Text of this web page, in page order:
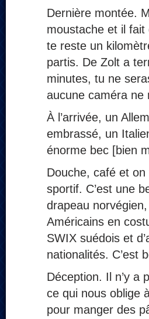
Dernière montée.
moustache et il
te reste un
partis. De Zolt a
minutes, tu ne
aucune caméra ne
À l’arrivée, un
embrassé, un
énorme bec [bien
Douche, café et
sportif. C’est une
drapeau
Américains en
SWIX suédois et
nationalités. C’est
Déception. Il n’y a
ce qui nous oblige
pour manger des